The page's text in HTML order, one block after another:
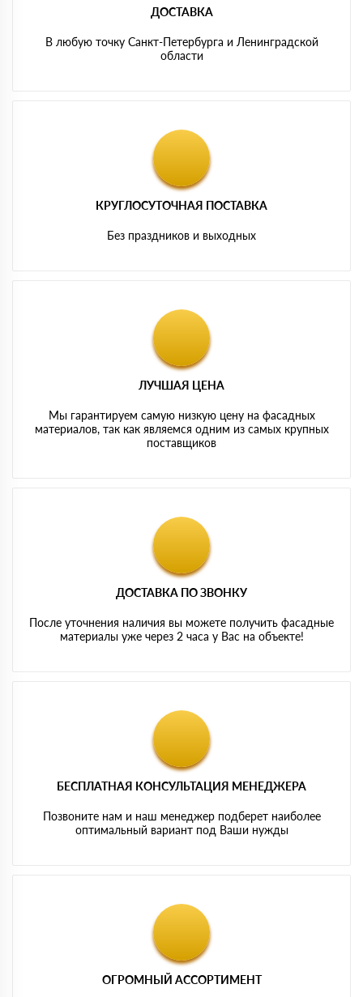
ДОСТАВКА
В любую точку Санкт-Петербурга и Ленинградской
области
КРУГЛОСУТОЧНАЯ ПОСТАВКА
Без праздников и выходных
ЛУЧШАЯ ЦЕНА
Мы гарантируем самую низкую цену на фасадных
материалов, так как являемся одним из самых крупных
поставщиков
ДОСТАВКА ПО ЗВОНКУ
После уточнения наличия вы можете получить фасадные
материалы уже через 2 часа у Вас на объекте!
БЕСПЛАТНАЯ КОНСУЛЬТАЦИЯ МЕНЕДЖЕРА
Позвоните нам и наш менеджер подберет наиболее
оптимальный вариант под Ваши нужды
ОГРОМНЫЙ АССОРТИМЕНТ